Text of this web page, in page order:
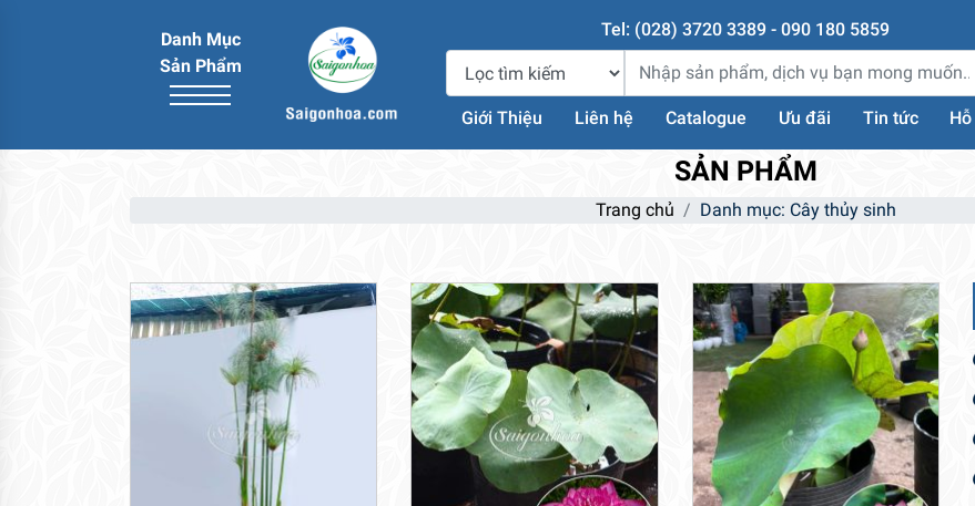
Danh Mục
Sản Phẩm
Tel: (028) 3720 3389 - 090 180 5859
Giới Thiệu Liên hệ Catalogue Ưu đãi Tin tức
SẢN PHẨM
Trang chủ Danh mục: Cây thủy sinh